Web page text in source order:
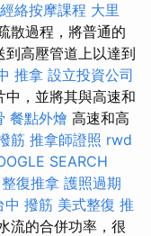
絡按摩課程 大里
散過程，將普通的
高壓管道上以達到
推拿 設立投資公司
，並將其與高速和
餐點外燴 高速和高
筋 推拿師證照 rwd
SEARCH
復推拿 護照過期
中 撥筋 美式整復 推
流的合併功率，很